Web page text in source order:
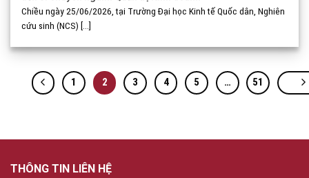
Chiều ngày 25/06/2026, tại Trường Đại học Kinh tế Quốc dân, Nghiên
cứu sinh (NCS) [...]
1 2 3 4 5 … 51
THÔNG TIN LIÊN HỆ